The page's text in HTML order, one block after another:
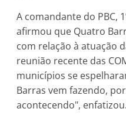
A comandante do PBC,
afirmou que Quatro
com relação à atuação
reunião recente das
municípios se
Barras vem fazendo,
acontecendo", enfatizou.